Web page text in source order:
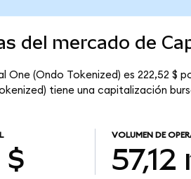
del mercado de
One (Ondo Tokenized) es 222,52 $
tiene una capitalización
$
VOLUMEN DE
57,12